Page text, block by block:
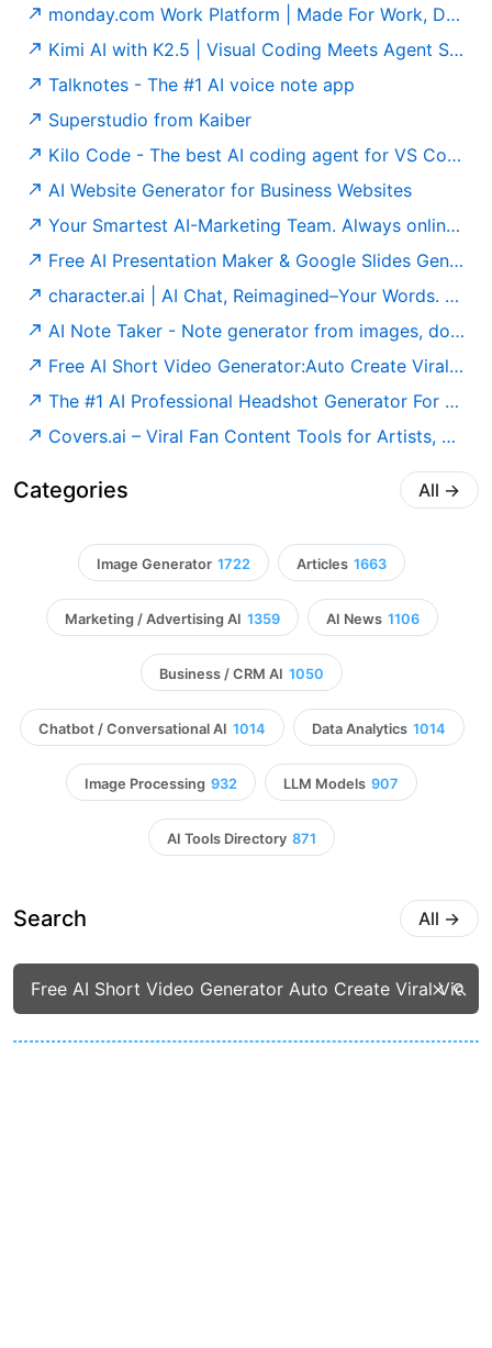
monday.com Work Platform | Made For Work, Designed To Love
Kimi AI with K2.5 | Visual Coding Meets Agent Swarm
Talknotes - The #1 AI voice note app
Superstudio from Kaiber
Kilo Code - The best AI coding agent for VS Code and JetBrains
AI Website Generator for Business Websites
Your Smartest AI-Marketing Team. Always online, Always professional
Free AI Presentation Maker & Google Slides Generator | SlidesAI
character.ai | AI Chat, Reimagined–Your Words. Your World.
AI Note Taker - Note generator from images, docs, audio | Pixno
Free AI Short Video Generator:Auto Create Viral Videos | Short AI
The #1 AI Professional Headshot Generator For LinkedIn & More
Covers.ai – Viral Fan Content Tools for Artists, Music Teams & Creators
Categories All →
Image Generator 1722 Articles 1663
Marketing / Advertising AI 1359 AI News 1106
Business / CRM AI 1050
Chatbot / Conversational AI 1014 Data Analytics 1014
Image Processing 932 LLM Models 907
AI Tools Directory 871
Search All →